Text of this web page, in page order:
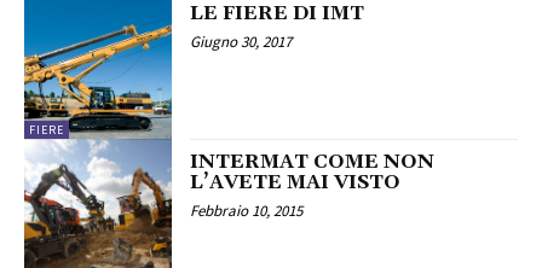
FIERE
LE FIERE DI IMT
Giugno 30, 2017
INTERMAT COME NON
L’AVETE MAI VISTO
Febbraio 10, 2015